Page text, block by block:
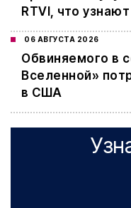
RTVI, что
06 АВГУСТА 2026
Обвиняемого в
Вселенной»
в США